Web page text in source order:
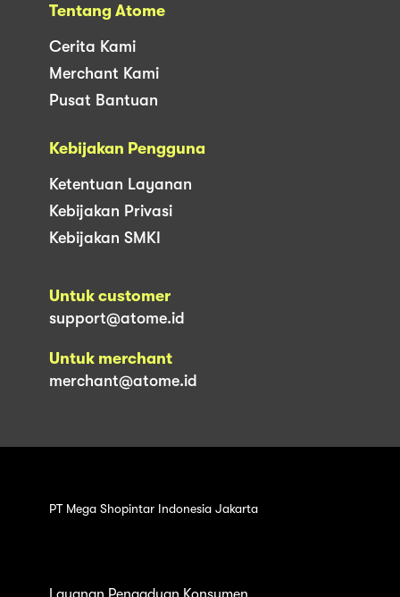
Tentang Atome
Cerita Kami
Merchant Kami
Pusat Bantuan
Kebijakan Pengguna
Ketentuan Layanan
Kebijakan Privasi
Kebijakan SMKI
Untuk customer
support@atome.id
Untuk merchant
merchant@atome.id
PT Mega Shopintar Indonesia Jakarta